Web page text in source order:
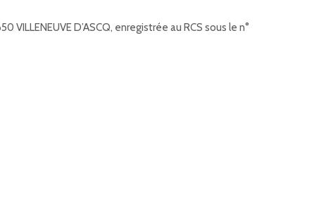
VILLENEUVE D’ASCQ, enregistrée au RCS sous le n°